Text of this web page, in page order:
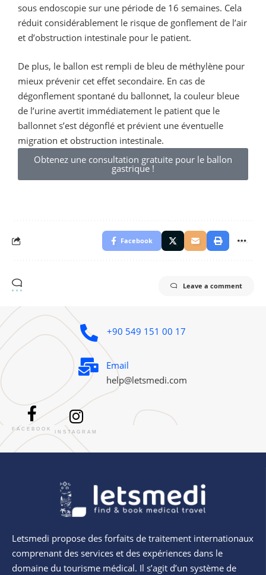
sous endoscopie sur une période de 16 semaines. Cela
réduit considérablement le risque de gonflement de l’air
et d’obstruction intestinale pour le patient.
De plus, le ballon est rempli de bleu de méthylène pour
mieux prévenir cet effet secondaire. En cas de
dégonflement spontané du ballonnet, la couleur bleue
de l’urine avertit immédiatement le patient que le
ballonnet s’est dégonflé et prévient une éventuelle
migration et obstruction intestinale.
Obtenez une consultation gratuite pour le ballon
gastrique !
Facebook
Leave a comment
+90 549 151 00 17
Email
help@letsmedi.com
FACEBOOK
INSTAGRAM
Letsmedi propose des forfaits de traitement internationaux
comprenant des services et des expériences dans le
domaine du tourisme médical. Il s’agit d’un système de